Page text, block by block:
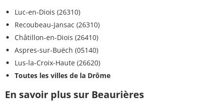
Luc-en-Diois (26310)
Recoubeau-Jansac (26310)
Châtillon-en-Diois (26410)
Aspres-sur-Buëch (05140)
Lus-la-Croix-Haute (26620)
Toutes les villes de la Drôme
En savoir plus sur Beaurières